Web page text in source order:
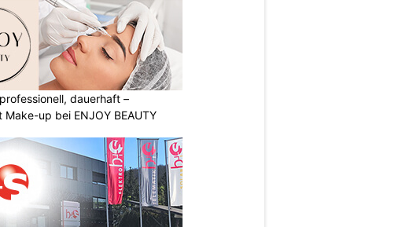
dauerhaft –
Make-up bei ENJOY BEAUTY